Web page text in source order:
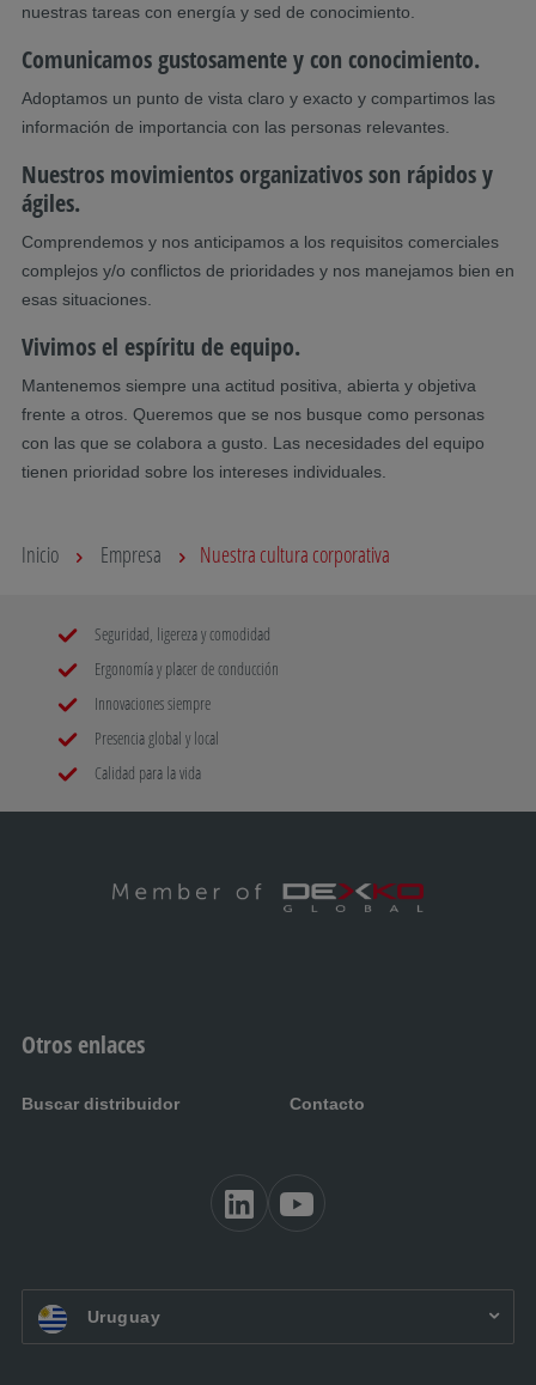
nuestras tareas con energía y sed de conocimiento.
Comunicamos gustosamente y con conocimiento.
Adoptamos un punto de vista claro y exacto y compartimos las
información de importancia con las personas relevantes.
Nuestros movimientos organizativos son rápidos y
ágiles.
Comprendemos y nos anticipamos a los requisitos comerciales
complejos y/o conflictos de prioridades y nos manejamos bien en
esas situaciones.
Vivimos el espíritu de equipo.
Mantenemos siempre una actitud positiva, abierta y objetiva
frente a otros. Queremos que se nos busque como personas
con las que se colabora a gusto. Las necesidades del equipo
tienen prioridad sobre los intereses individuales.
Inicio Empresa Nuestra cultura corporativa
Seguridad, ligereza y comodidad
Ergonomía y placer de conducción
Innovaciones siempre
Presencia global y local
Calidad para la vida
Otros enlaces
Buscar distribuidor Contacto
ES UY:Uruguay